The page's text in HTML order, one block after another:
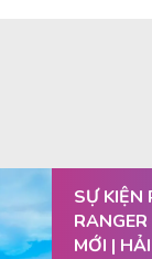
SỰ KIỆN
MỚI |